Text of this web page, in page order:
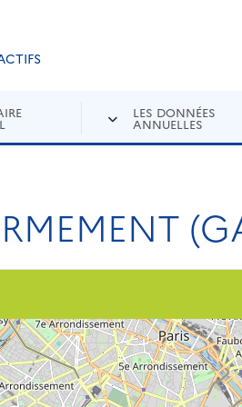
LES DONNÉES
ANNUELLES